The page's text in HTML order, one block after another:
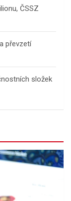
ČSSZ
převzetí
složek